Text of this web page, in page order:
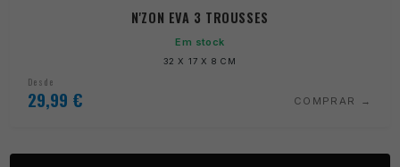
N'ZON EVA 3 TROUSSES
Em stock
32 X 17 X 8 CM
Desde
29,99 € COMPRAR